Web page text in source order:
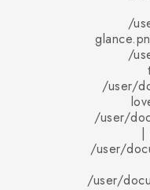
/
/
/user/
/user/
|
/user/
/user/